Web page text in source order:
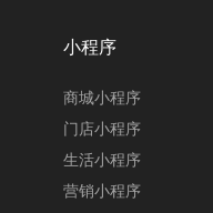
照明灯具网站模板-A10179
小程序
商城小程序
门店小程序
生活小程序
营销小程序